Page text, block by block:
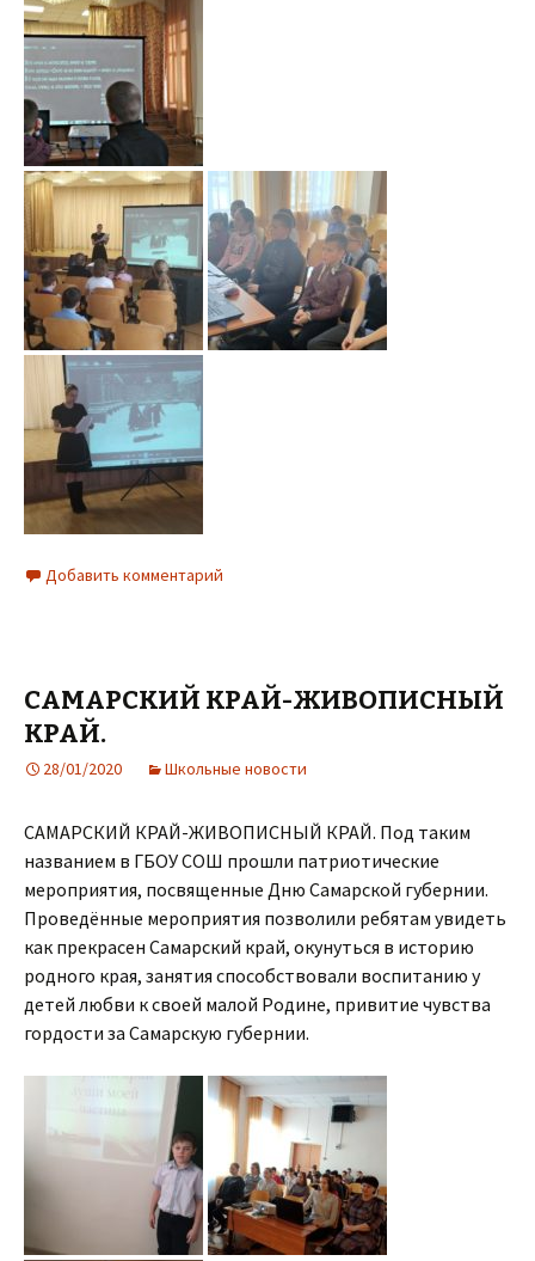
Добавить комментарий
САМАРСКИЙ КРАЙ-ЖИВОПИСНЫЙ
КРАЙ.
28/01/2020 Школьные новости
САМАРСКИЙ КРАЙ-ЖИВОПИСНЫЙ КРАЙ. Под таким
названием в ГБОУ СОШ прошли патриотические
мероприятия, посвященные Дню Самарской губернии.
Проведённые мероприятия позволили ребятам увидеть
как прекрасен Самарский край, окунуться в историю
родного края, занятия способствовали воспитанию у
детей любви к своей малой Родине, привитие чувства
гордости за Самарскую губернии.